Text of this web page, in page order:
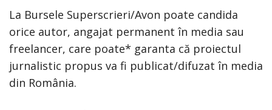
La Bursele Superscrieri/Avon poate candida
orice autor, angajat permanent în media sau
freelancer, care poate* garanta că proiectul
jurnalistic propus va fi publicat/difuzat în media
din România.